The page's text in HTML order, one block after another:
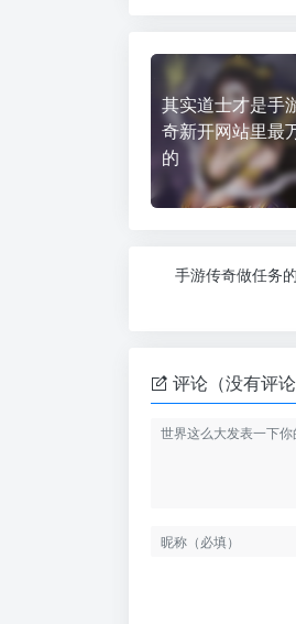
其实道士才是手
奇新开网站里最
的
手游传奇做任务
评论（没有评论